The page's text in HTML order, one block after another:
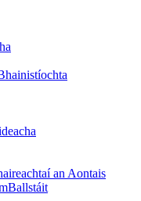
an Aontais